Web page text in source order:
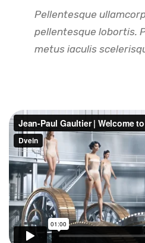
Pellentesque
pellentesque lobortis.
metus iaculis